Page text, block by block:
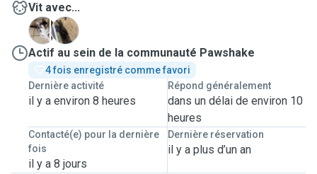
Vit avec...
B
I
Actif au sein de la communauté Pawshake
4 fois enregistré comme favori
Dernière activité
il y a environ 8 heures
Répond généralement
dans un délai de environ 10
heures
Contacté(e) pour la dernière
fois
il y a 8 jours
Dernière réservation
il y a plus d’un an